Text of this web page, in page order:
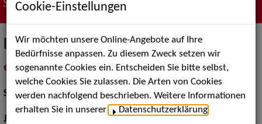
Suche nach Künstler*innen
Karl Kranzkowski
als PDF speichern
inMeine Merklistelegen
Schauspiel:Film und TV
Jahrgang:
Cookie-Einstellungen
Wir möchten unsere Online-Angebote auf Ihre
Bedürfnisse anpassen. Zu diesem Zweck setzen wir
sogenannte Cookies ein. Entscheiden Sie bitte selbst,
welche Cookies Sie zulassen. Die Arten von Cookies
werden nachfolgend beschrieben. Weitere Informationen
erhalten Sie in unserer
Datenschutzerklärung